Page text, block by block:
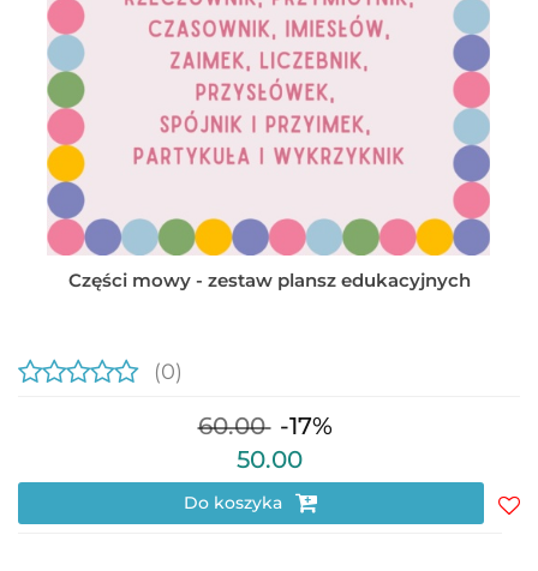
Części mowy - zestaw plansz edukacyjnych
(0)
60.00 -17%
50.00
Do koszyka